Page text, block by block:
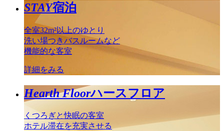
STAY宿泊
全室32m²以上のゆとり
洗い場つきバスルームなど
機能的な客室
詳細をみる
Hearth Floorハースフロア
くつろぎと快眠の客室
ホテル滞在を充実させる